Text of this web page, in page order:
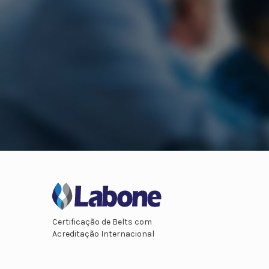
Certificação de Belts com
Acreditação Internacional